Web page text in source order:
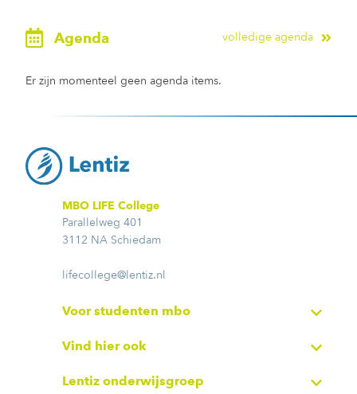
Agenda volledige agenda
Er zijn momenteel geen agenda items.
MBO LIFE College
Parallelweg 401
3112 NA Schiedam
lifecollege@lentiz.nl
Voor studenten mbo
Vind hier ook
Lentiz onderwijsgroep